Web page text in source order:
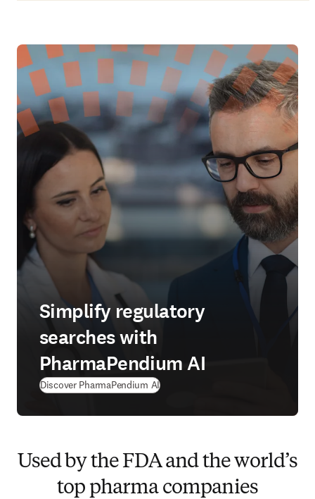
Simplify regulatory
searches with
PharmaPendium AI
Discover PharmaPendium AI
Used by the FDA and the world’s
top pharma companies